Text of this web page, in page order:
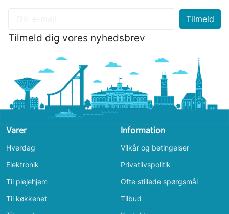
Tilmeld dig vores nyhedsbrev
Varer
Hverdag
Elektronik
Til plejehjem
Til køkkenet
Information
Vilkår og betingelser
Privatlivspolitik
Ofte stillede spørgsmål
Tilbud